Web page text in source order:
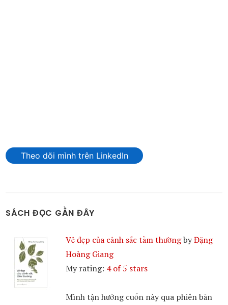
Theo dõi mình trên LinkedIn
SÁCH ĐỌC GẦN ĐÂY
Vẻ đẹp của cảnh sắc tầm thườngbyĐặng
Hoàng Giang
My rating: 4 of 5 stars
Mình tận hưởng cuốn này qua phiên bản